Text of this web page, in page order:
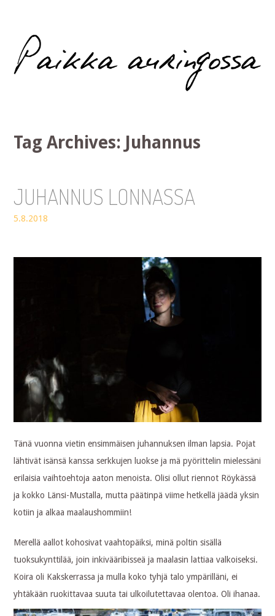
Paikka auringossa
Tag Archives: Juhannus
JUHANNUS LONNASSA
5.8.2018
Tänä vuonna vietin ensimmäisen juhannuksen ilman lapsia. Pojat
lähtivät isänsä kanssa serkkujen luokse ja mä pyörittelin mielessäni
erilaisia vaihtoehtoja aaton menoista. Olisi ollut riennot Röykässä
ja kokko Länsi-Mustalla, mutta päätinpä viime hetkellä jäädä yksin
kotiin ja alkaa maalaushommiin!
Merellä aallot kohosivat vaahtopäiksi, minä poltin sisällä
tuoksukynttilää, join inkivääribisseä ja maalasin lattiaa valkoiseksi.
Koira oli Kakskerrassa ja mulla koko tyhjä talo ympärilläni, ei
yhtäkään ruokittavaa suuta tai ulkoilutettavaa olentoa. Oli ihanaa.